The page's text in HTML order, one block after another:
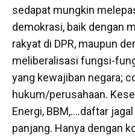
sedapat mungkin
demokrasi, baik dengan
rakyat di DPR, maupun
meliberalisasi fungsi-
yang kewajiban negara;
hukum/perusahaan.
Energi, BBM,….daftar
panjang. Hanya dengan